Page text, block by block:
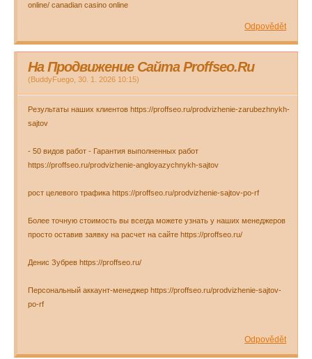
online/ canadian casino online
Odpovědět
На Продвижение Сайта Proffseo.Ru
(BuddyFuego 30. 1. 2026 10:15)
Результаты наших клиентов https://proffseo.ru/prodvizhenie-zarubezhnykh-
sajtov
- 50 видов работ - Гарантия выполненных работ
https://proffseo.ru/prodvizhenie-angloyazychnykh-sajtov
рост целевого трафика https://proffseo.ru/prodvizhenie-sajtov-po-rf
Более точную стоимость вы всегда можете узнать у наших менеджеров
просто оставив заявку на расчет на сайте https://proffseo.ru/
Денис Зубрев https://proffseo.ru/
Персональный аккаунт-менеджер https://proffseo.ru/prodvizhenie-sajtov-
po-rf
Odpovědět